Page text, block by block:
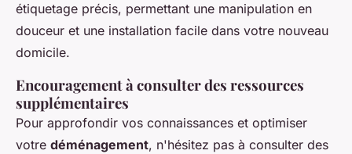
étiquetage précis, permettant une manipulation en
douceur et une installation facile dans votre nouveau
domicile.
Encouragement à consulter des ressources
supplémentaires
Pour approfondir vos connaissances et optimiser
votre déménagement, n'hésitez pas à consulter des